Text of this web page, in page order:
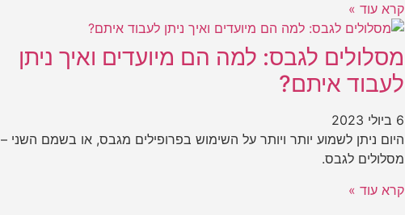
קרא עוד »
מסלולים לגבס: למה הם מיועדים ואיך ניתן
לעבוד איתם?
6 ביולי 2023
היום ניתן לשמוע יותר ויותר על השימוש בפרופילים מגבס, או בשמם השני –
מסלולים לגבס.
קרא עוד »